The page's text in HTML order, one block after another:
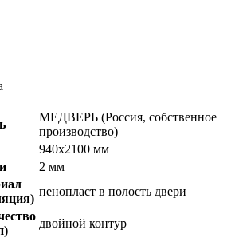
МЕДВЕРЬ (Россия, собственное
производство)
940х2100 мм
2 мм
пенопласт в полость двери
двойной контур